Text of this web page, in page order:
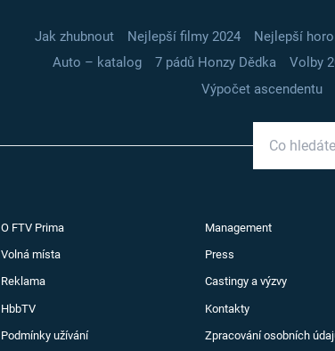
Jak zhubnout Nejlepší filmy 2024 Nejlepší
Auto – katalog
7 pádů Honzy Dědka Volby
Výpočet ascendentu
O FTV Prima Management
Volná místa Press
Reklama Castingy a výzvy
HbbTV Kontakty
Podmínky užívání Zpracování osobních